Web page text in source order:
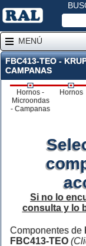
MENÚ
FBC413-TEO -
CAMPANAS
Hornos -
Microondas
- Campanas
Hornos
Si no lo
consulta y lo
Componentes de
FBC413-TEO